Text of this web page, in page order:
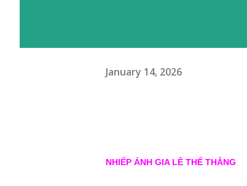
January 14, 2026
NHIẾP ẢNH GIA LÊ THẾ THẮNG